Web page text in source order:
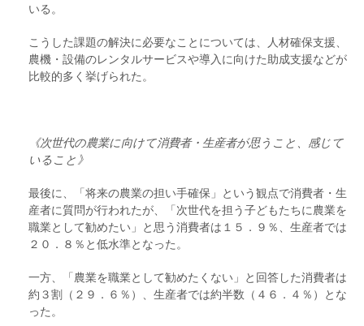
いる。
こうした課題の解決に必要なことについては、人材確保支援、
農機・設備のレンタルサービスや導入に向けた助成支援などが
比較的多く挙げられた。
《次世代の農業に向けて消費者・生産者が思うこと、感じて
いること》
最後に、「将来の農業の担い手確保」という観点で消費者・生
産者に質問が行われたが、「次世代を担う子どもたちに農業を
職業として勧めたい」と思う消費者は１５．９％、生産者では
２０．８％と低水準となった。
一方、「農業を職業として勧めたくない」と回答した消費者は
約３割（２９．６％）、生産者では約半数（４６．４％）とな
った。